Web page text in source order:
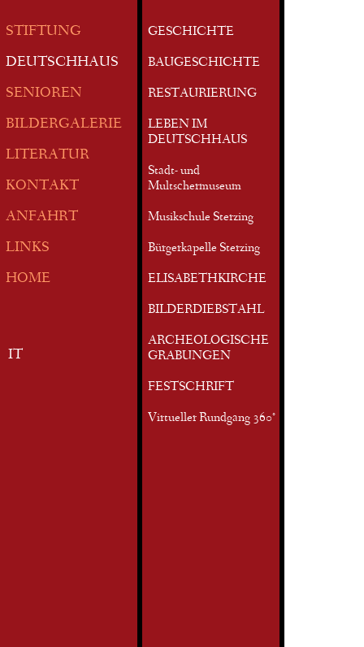
STIFTUNG
DEUTSCHHAUS
SENIOREN
BILDERGALERIE
LITERATUR
KONTAKT
ANFAHRT
LINKS
HOME
IT
GESCHICHTE
BAUGESCHICHTE
RESTAURIERUNG
LEBEN IM
DEUTSCHHAUS
Stadt- und
Multschermuseum
Musikschule Sterzing
Bürgerkapelle Sterzing
ELISABETHKIRCHE
BILDERDIEBSTAHL
ARCHEOLOGISCHE
GRABUNGEN
FESTSCHRIFT
Virtueller Rundgang 360°